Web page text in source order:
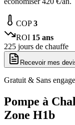
COP3
ROI 15 ans
225 jours de chauffe
Recevoir mes
Gratuit & Sans
Pompe à
Zone H1b